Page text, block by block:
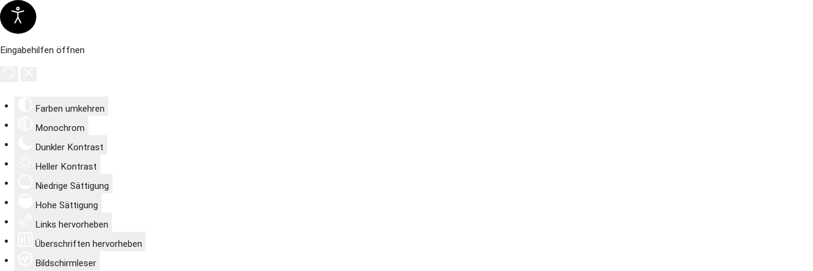
Eingabehilfen öffnen
Farben umkehren
Monochrom
Dunkler Kontrast
Heller Kontrast
Niedrige Sättigung
Hohe Sättigung
Links hervorheben
Überschriften hervorheben
Bildschirmleser